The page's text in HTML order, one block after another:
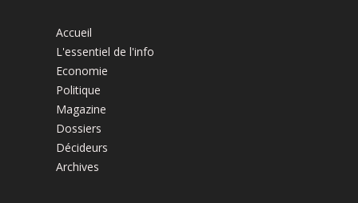
Accueil
L'essentiel de l'info
Economie
Politique
Magazine
Dossiers
Décideurs
Archives